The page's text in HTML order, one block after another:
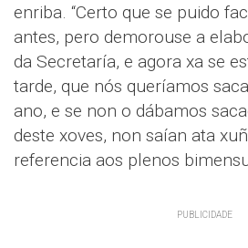
enriba. “Certo que se puido
antes, pero demorouse a
da Secretaría, e agora xa se
tarde, que nós queríamos
ano, e se non o dábamos
deste xoves, non saían ata
referencia aos plenos